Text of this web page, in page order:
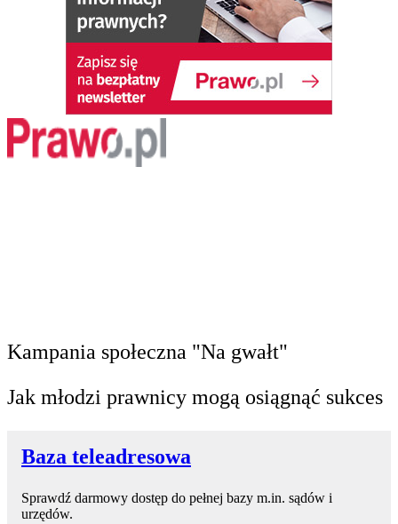
Kampania społeczna "Na gwałt"
Jak młodzi prawnicy mogą osiągnąć sukces
Baza teleadresowa
Sprawdź darmowy dostęp do pełnej bazy m.in. sądów i
urzędów.